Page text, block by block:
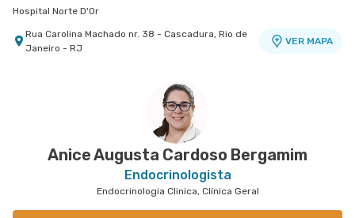
Hospital Norte D'Or
Rua Carolina Machado nr. 38 - Cascadura, Rio de
Janeiro - RJ
VER MAPA
Rua Augusto Camossa Saldanha nr. 55 2º Andar
- Barra da Tijuca, Rio de Janeiro - RJ
Anice Augusta Cardoso Bergamim
Endocrinologista
Endocrinologia Clinica, Clínica Geral